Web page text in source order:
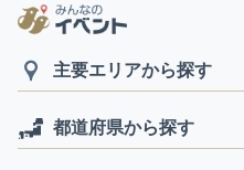
主要エリアから探す
都道府県から探す